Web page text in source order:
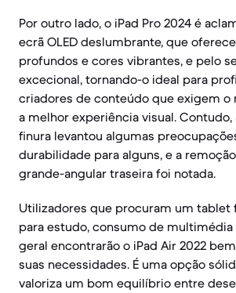
Por outro lado, o iPad Pro 2024 é
ecrã OLED deslumbrante, que
profundos e cores vibrantes, e pelo
excecional, tornando-o ideal para
criadores de conteúdo que exigem o
a melhor experiência visual. Contudo,
finura levantou algumas
durabilidade para alguns, e a
grande-angular traseira foi notada.
Utilizadores que procuram um tablet
para estudo, consumo de
geral encontrarão o iPad Air 2022
suas necessidades. É uma opção
valoriza um bom equilíbrio entre